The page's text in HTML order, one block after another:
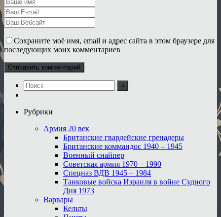
Сохраните моё имя, email и адрес сайта в этом браузере для
последующих моих комментариев
Рубрики
Армия 20 век
Британские гвардейские гренадеры
Британские коммандос 1940 – 1945
Военный снайпер
Советская армия 1970 – 1990
Спецназ ВДВ 1945 – 1984
Танковые войска Израиля в войне Судного
Дня 1973
Варвары
Кельты